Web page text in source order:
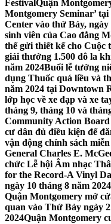
FestivalQuận
Montgomery Seminar’
Center vào thứ Bảy, ngày
sinh viên của Cao đẳng
thể gửi thiết kế cho Cuộc
giải thưởng 1.500 đô la
năm 2024Buổi lễ tưởng
dụng Thuốc quá liều và
năm 2024 tại Downtown
lớp học về xe đạp và xe
tháng 9, tháng 10 và
Community Action
cư dân đủ điều kiện để
vận động chính sách
General Charles E.
chức Lễ hội Âm nhạc
for the Record-A Vinyl
ngày 10 tháng 8 năm 2024
Quận Montgomery mở
quan vào Thứ Bảy ngày
2024Quận Montgomery